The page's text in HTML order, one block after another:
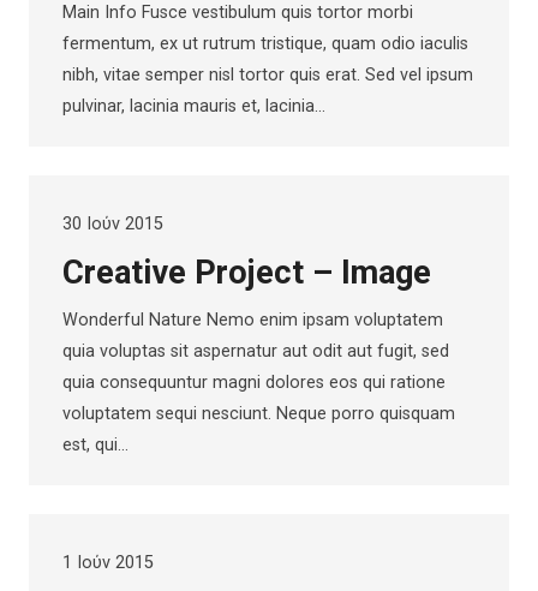
Main Info Fusce vestibulum quis tortor morbi
fermentum, ex ut rutrum tristique, quam odio iaculis
nibh, vitae semper nisl tortor quis erat. Sed vel ipsum
pulvinar, lacinia mauris et, lacinia…
30 Ιούν 2015
Creative Project – Image
Wonderful Nature Nemo enim ipsam voluptatem
quia voluptas sit aspernatur aut odit aut fugit, sed
quia consequuntur magni dolores eos qui ratione
voluptatem sequi nesciunt. Neque porro quisquam
est, qui…
1 Ιούν 2015